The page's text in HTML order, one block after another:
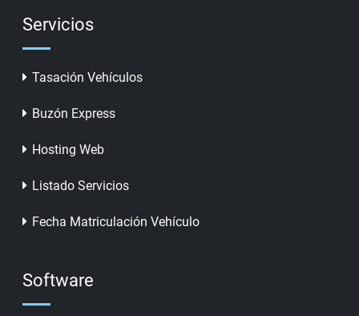
Servicios
Tasación Vehículos
Buzón Express
Hosting Web
Listado Servicios
Fecha Matriculación Vehículo
Software